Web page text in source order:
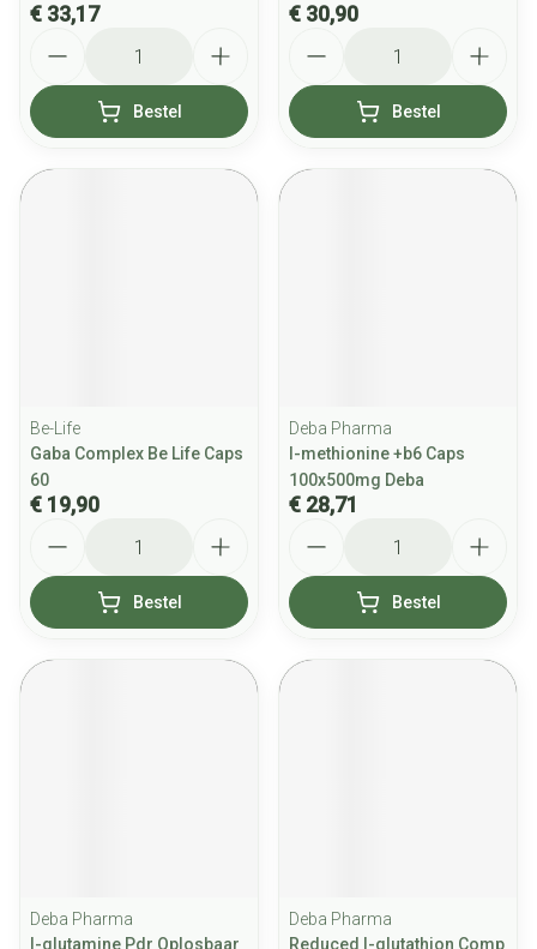
€ 33,17
Bestel
€ 30,90
Bestel
Be-Life
Gaba Complex Be Life Caps
60
€ 19,90
Bestel
Deba Pharma
l-methionine +b6 Caps
100x500mg Deba
€ 28,71
Bestel
Deba Pharma
l-glutamine Pdr Oplosbaar
Deba Pharma
Reduced l-glutathion Comp